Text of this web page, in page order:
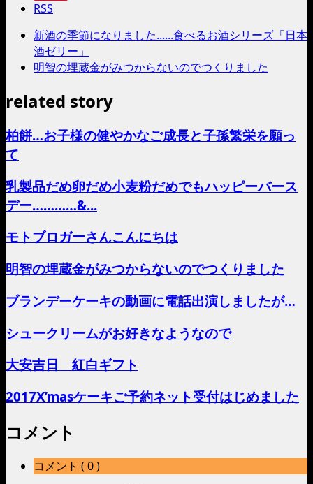
RSS
新酒の季節になりました......食べるお酒シリーズ「日本
酒ゼリー」
明智の埋蔵金がみつからないのでつくりました
related story
柏餅…お子様の健やかなご成長と子孫繁栄を願っ
て
乳製品だめ卵だめ小麦粉だめでもハッピーバース
デー…………&...
モトブロガーさんこんにちは
明智の埋蔵金がみつからないのでつくりました
ブランデーケーキの動画に電話出演しましたが…
シュークリームがお好きなようなので
大安吉日 紅白ギフト
2017X’masケーキご予約ネット受付はじめました
コメント
コメント ( 0 )